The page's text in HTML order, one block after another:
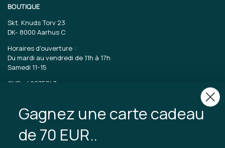
BOUTIQUE
Skt. Knuds Torv 23
DK- 8000 Aarhus C
Horaires d'ouverture :
Du mardi au vendredi de 11h à 17h
Samedi 11-15
CVR : 40875743
TIBLADIN
À propos de Tibladin
Blog
Gagnez une carte cadeau
de 70 EUR..